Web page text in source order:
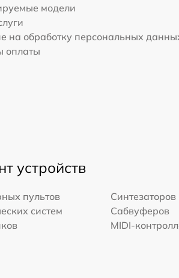
модели
на обработку персональных
оплаты
устройств
пультов Синтезаторов
систем
Сабвуферов
MIDI-